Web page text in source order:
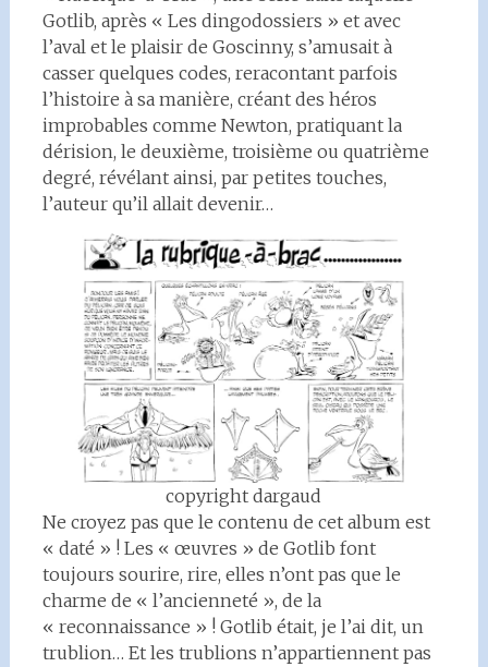
Gotlib, après « Les dingodossiers » et avec
l’aval et le plaisir de Goscinny, s’amusait à
casser quelques codes, reracontant parfois
l’histoire à sa manière, créant des héros
improbables comme Newton, pratiquant la
dérision, le deuxième, troisième ou quatrième
degré, révélant ainsi, par petites touches,
l’auteur qu’il allait devenir…
copyright dargaud
Ne croyez pas que le contenu de cet album est
« daté » ! Les « œuvres » de Gotlib font
toujours sourire, rire, elles n’ont pas que le
charme de « l’ancienneté », de la
« reconnaissance » ! Gotlib était, je l’ai dit, un
trublion… Et les trublions n’appartiennent pas